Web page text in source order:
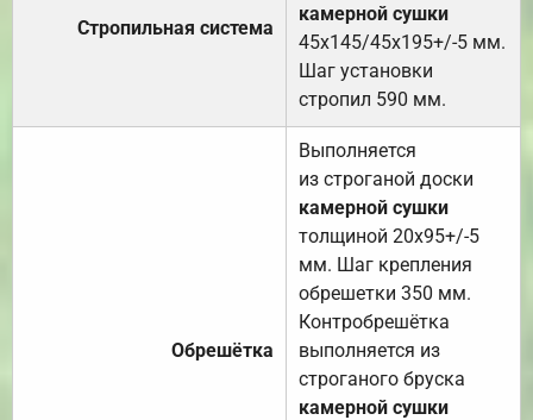
Стропильная система
камерной сушки
45х145/45х195+/-5 мм.
Шаг установки
стропил 590 мм.
Обрешётка
Выполняется
из строганой доски
камерной сушки
толщиной 20х95+/-5
мм. Шаг крепления
обрешетки 350 мм.
Контробрешётка
выполняется из
строганого бруска
камерной сушки